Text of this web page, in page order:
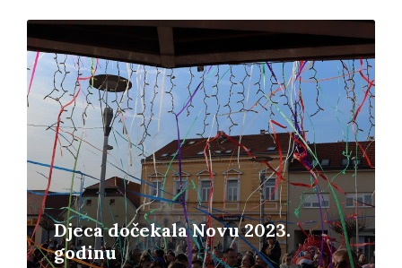
Djeca dočekala Novu 2023.
godinu
Pročitajte
više